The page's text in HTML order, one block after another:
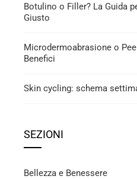
Botulino o Filler? La Guida
Giusto
Microdermoabrasione o
Benefici
Skin cycling: schema
SEZIONI
Bellezza e Benessere